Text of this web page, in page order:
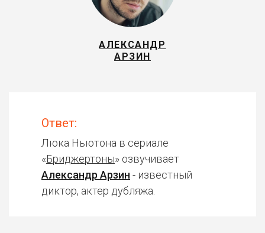
АЛЕКСАНДР
АРЗИН
Ответ:
Люка Ньютона в сериале
«Бриджертоны» озвучивает
Александр Арзин - известный
диктор, актер дубляжа.